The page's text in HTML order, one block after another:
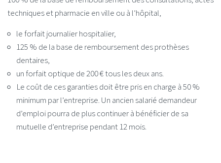
techniques et pharmacie en ville ou à l’hôpital,
le forfait journalier hospitalier,
125 % de la base de remboursement des prothèses
dentaires,
un forfait optique de 200 € tous les deux ans.
Le coût de ces garanties doit être pris en charge à 50 %
minimum par l’entreprise. Un ancien salarié demandeur
d’emploi pourra de plus continuer à bénéficier de sa
mutuelle d’entreprise pendant 12 mois.